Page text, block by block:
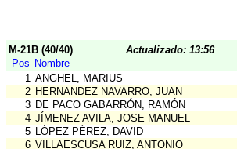
M-21B (40/40) Actualizado: 13:56
Pos Nombre
1 ANGHEL, MARIUS
2 HERNANDEZ NAVARRO, JUAN
3 DE PACO GABARRÓN, RAMÓN
4 JÍMENEZ AVILA, JOSE MANUEL
5 LÓPEZ PÉREZ, DAVID
6 VILLAESCUSA RUIZ, ANTONIO